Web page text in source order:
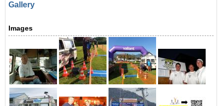
Créer un nouveau compte
Demander un nouveau mot de passe
Gallery
Images